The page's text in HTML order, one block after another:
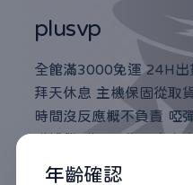
年齡確認
plusvp
全館滿3000免運 24H出
拜天休息 主機保固從取
時間沒反應概不負責 啞
購補償 購買視為同意本